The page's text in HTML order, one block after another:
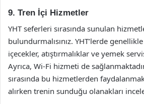
9. Tren İçi Hizmetler
YHT seferleri sırasında sunulan
bulundurmalısınız. YHT’lerde
içecekler, atıştırmalıklar ve yemek
Ayrıca, Wi-Fi hizmeti de
sırasında bu hizmetlerden
alırken trenin sunduğu olanakları